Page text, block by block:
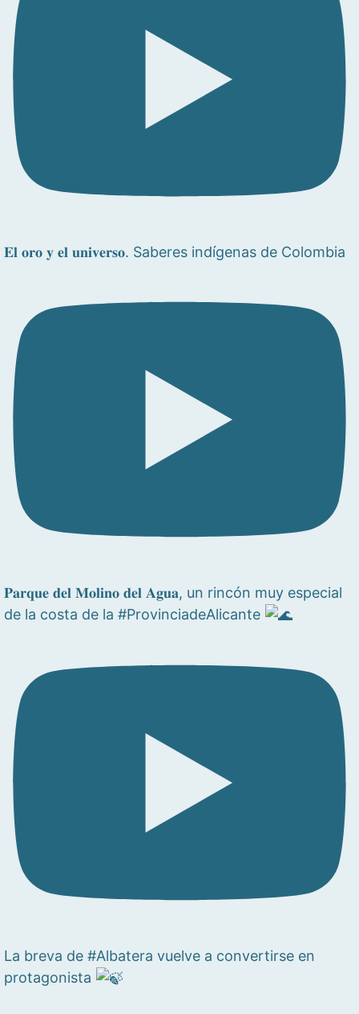
𝐄𝐥 𝐨𝐫𝐨 𝐲 𝐞𝐥 𝐮𝐧𝐢𝐯𝐞𝐫𝐬𝐨. Saberes indígenas de Colombia
𝐏𝐚𝐫𝐪𝐮𝐞 𝐝𝐞𝐥 𝐌𝐨𝐥𝐢𝐧𝐨 𝐝𝐞𝐥 𝐀𝐠𝐮𝐚, un rincón muy especial
de la costa de la #ProvinciadeAlicante
La breva de #Albatera vuelve a convertirse en
protagonista